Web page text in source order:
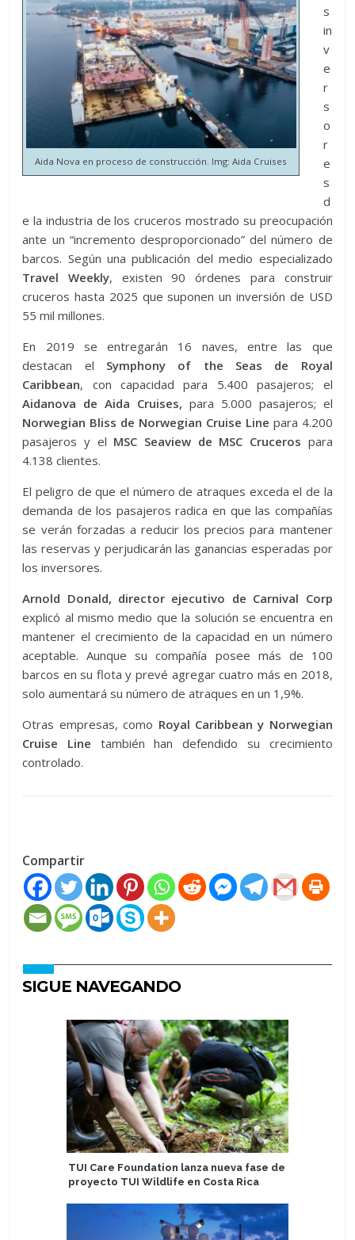
Aida Nova en proceso de construcción. Img: Aida Cruises
s
in
v
e
r
s
o
r
e
s
d
e la industria de los cruceros mostrado su preocupación
ante un “incremento desproporcionado” del número de
barcos. Según una publicación del medio especializado
Travel Weekly, existen 90 órdenes para construir
cruceros hasta 2025 que suponen un inversión de USD
55 mil millones.
En 2019 se entregarán 16 naves, entre las que
destacan el Symphony of the Seas de Royal
Caribbean, con capacidad para 5.400 pasajeros; el
Aidanova de Aida Cruises, para 5.000 pasajeros; el
Norwegian Bliss de Norwegian Cruise Line para 4.200
pasajeros y el MSC Seaview de MSC Cruceros para
4.138 clientes.
El peligro de que el número de atraques exceda el de la
demanda de los pasajeros radica en que las compañías
se verán forzadas a reducir los precios para mantener
las reservas y perjudicarán las ganancias esperadas por
los inversores.
Arnold Donald, director ejecutivo de Carnival Corp
explicó al mismo medio que la solución se encuentra en
mantener el crecimiento de la capacidad en un número
aceptable. Aunque su compañía posee más de 100
barcos en su flota y prevé agregar cuatro más en 2018,
solo aumentará su número de atraques en un 1,9%.
Otras empresas, como Royal Caribbean y Norwegian
Cruise Line también han defendido su crecimiento
controlado.
Compartir
SIGUE NAVEGANDO
TUI Care Foundation lanza nueva fase de
proyecto TUI Wildlife en Costa Rica